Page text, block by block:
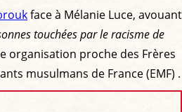
face à Mélanie Luce, avouant
touchées par le racisme de
organisation proche des Frères
musulmans de France (EMF) .